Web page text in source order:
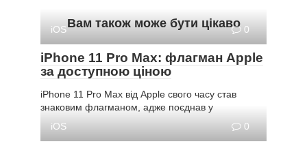
Вам також може бути цікаво
iOS 0
iPhone 11 Pro Max: флагман Apple
за доступною ціною
iPhone 11 Pro Max від Apple свого часу став
знаковим флагманом, адже поєднав у
iOS
0